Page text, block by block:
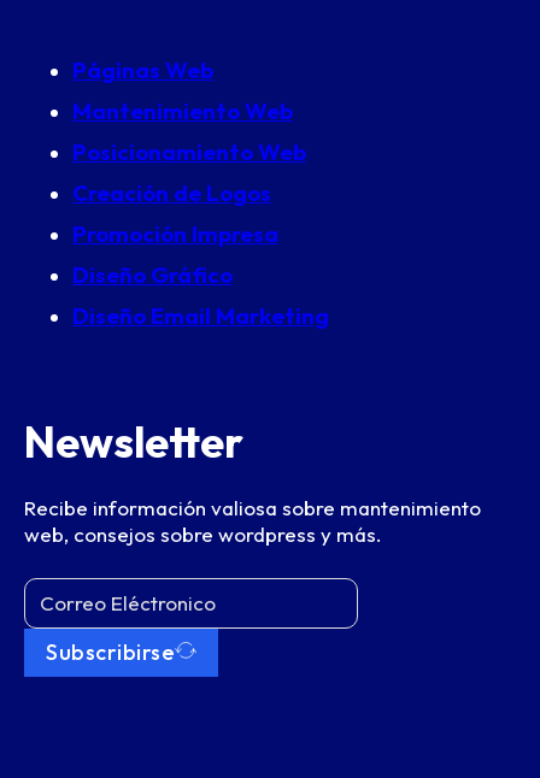
Páginas Web
Mantenimiento Web
Posicionamiento Web
Creación de Logos
Promoción Impresa
Diseño Gráfico
Diseño Email Marketing
Newsletter
Recibe información valiosa sobre mantenimiento
web, consejos sobre wordpress y más.
Subscribirse